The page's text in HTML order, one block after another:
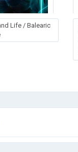
Life / Balearic